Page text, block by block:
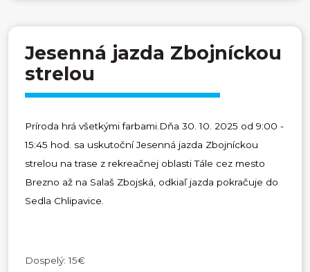
Jesenná jazda Zbojníckou
strelou
Príroda hrá všetkými farbami.Dňa 30. 10. 2025 od 9:00 -
15:45 hod. sa uskutoční Jesenná jazda Zbojníckou
strelou na trase z rekreačnej oblasti Tále cez mesto
Brezno až na Salaš Zbojská, odkiaľ jazda pokračuje do
Sedla Chlipavice.
Dospelý: 15€